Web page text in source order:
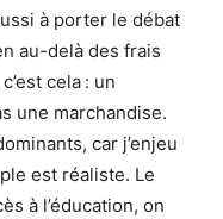
à porter le débat
au-delà des frais
cela : un
une marchandise.
car j’enjeu
est réaliste. Le
à l’éducation, on